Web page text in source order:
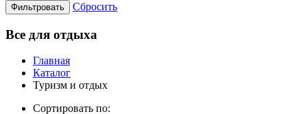
Фильтровать Сбросить
Все для отдыха
Главная
Каталог
Туризм и отдых
Сортировать по: